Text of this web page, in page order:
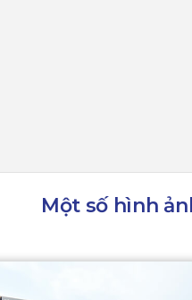
Một số hình